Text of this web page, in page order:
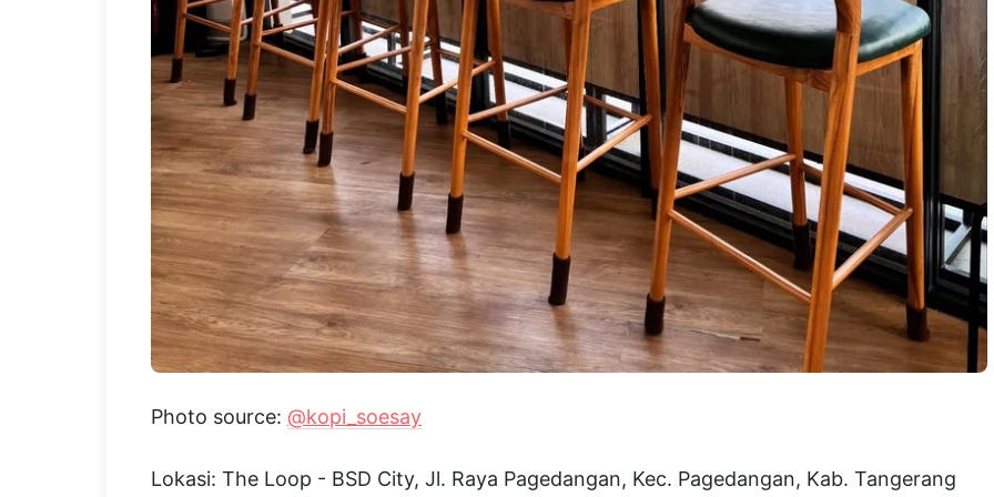
Photo source: @kopi_soesay
Lokasi: The Loop - BSD City, Jl. Raya Pagedangan, Kec. Pagedangan, Kab. Tangerang